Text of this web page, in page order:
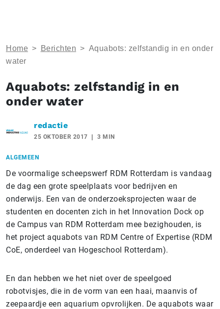
Home > Berichten > Aquabots: zelfstandig in en onder
water
Aquabots: zelfstandig in en
onder water
redactie
25 OKTOBER 2017 3 MIN
ALGEMEEN
De voormalige scheepswerf RDM Rotterdam is vandaag
de dag een grote speelplaats voor bedrijven en
onderwijs. Een van de onderzoeksprojecten waar de
studenten en docenten zich in het Innovation Dock op
de Campus van RDM Rotterdam mee bezighouden, is
het project aquabots van RDM Centre of Expertise (RDM
CoE, onderdeel van Hogeschool Rotterdam).
En dan hebben we het niet over de speelgoed
robotvisjes, die in de vorm van een haai, maanvis of
zeepaardje een aquarium opvrolijken. De aquabots waar